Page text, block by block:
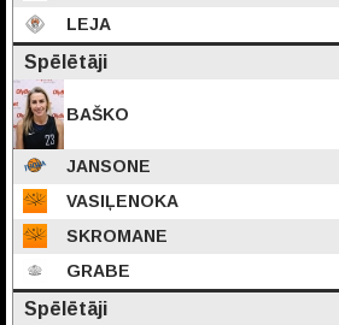
LEJA
Spēlētāji
BAŠKO
JANSONE
VASIĻENOKA
SKROMANE
GRABE
Spēlētāji